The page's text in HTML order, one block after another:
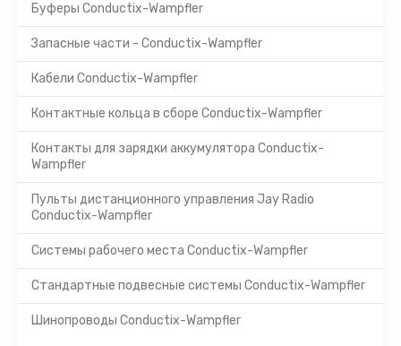
Буферы Conductix-Wampfler
Запасные части - Conductix-Wampfler
Кабели Conductix-Wampfler
Контактные кольца в сборе Conductix-Wampfler
Контакты для зарядки аккумулятора Conductix-
Wampfler
Пульты дистанционного управления Jay Radio
Conductix-Wampfler
Системы рабочего места Conductix-Wampfler
Стандартные подвесные системы Conductix-Wampfler
Шинопроводы Conductix-Wampfler